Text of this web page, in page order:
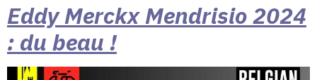
Eddy Merckx Mendrisio 2024
: du beau !